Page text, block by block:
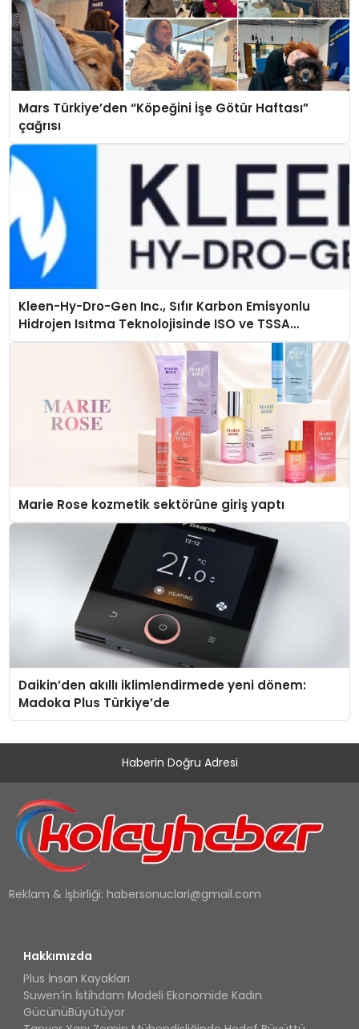
Mars Türkiye’den “Köpeğini İşe Götür Haftası”
çağrısı
Kleen-Hy-Dro-Gen Inc., Sıfır Karbon Emisyonlu
Hidrojen Isıtma Teknolojisinde ISO ve TSSA
Düzenleyici Onaylarını Aldı
Marie Rose kozmetik sektörüne giriş yaptı
Daikin’den akıllı iklimlendirmede yeni dönem:
Madoka Plus Türkiye’de
Haberin Doğru Adresi
Reklam & İşbirliği: habersonuclari@gmail.com
Hakkımızda
Plus İnsan Kayakları
Suwen’in İstihdam Modeli Ekonomide Kadın
GücünüBüyütüyor